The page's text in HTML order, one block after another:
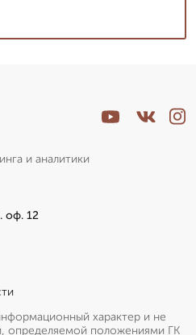
и аналитики
оф. 12
характер и не
определяемой положениями ГК